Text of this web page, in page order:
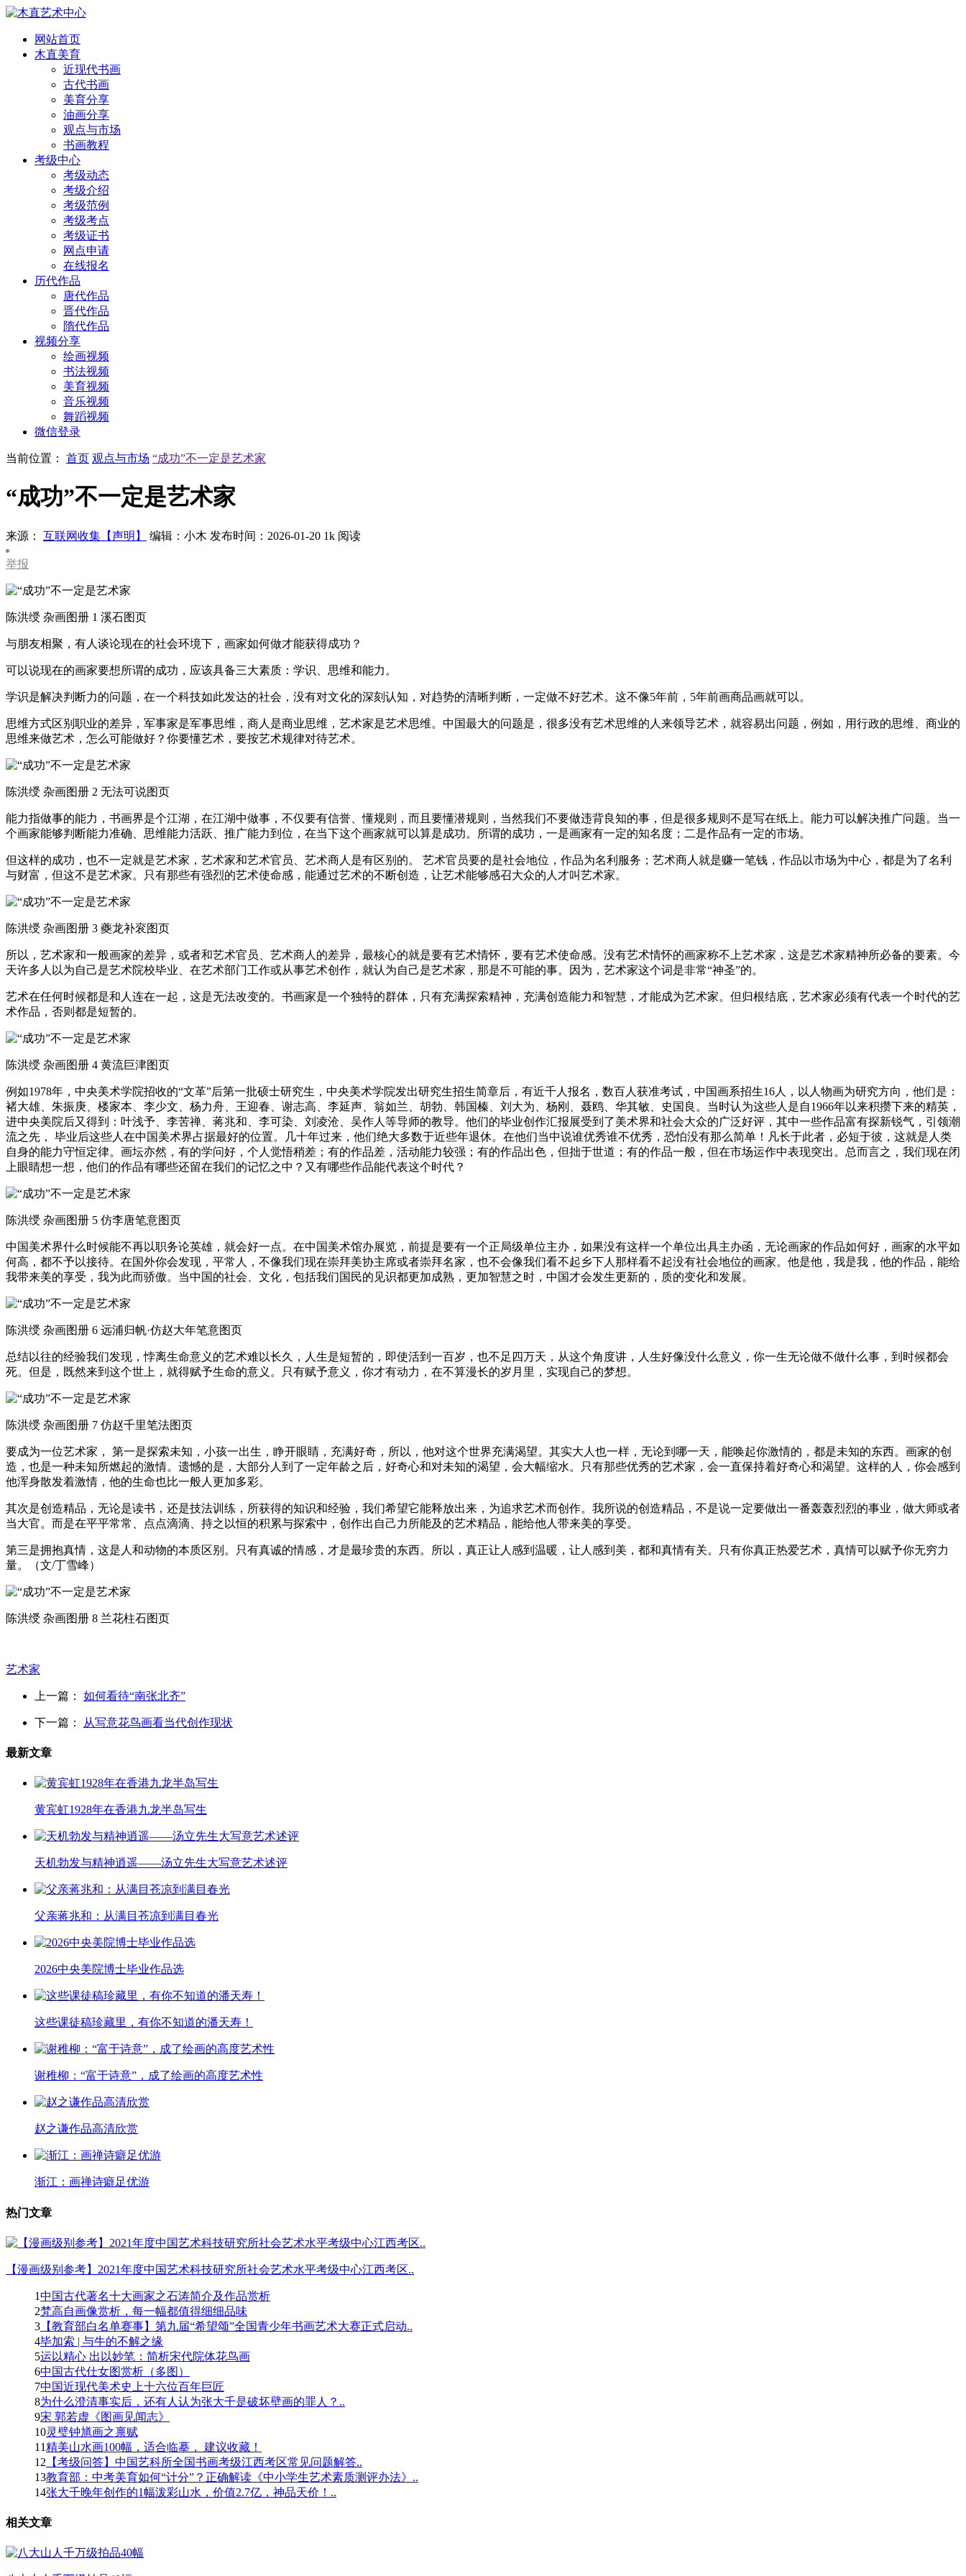
网站首页
木直美育
近现代书画
古代书画
美育分享
油画分享
观点与市场
书画教程
考级中心
考级动态
考级介绍
考级范例
考级考点
考级证书
网点申请
在线报名
历代作品
唐代作品
晋代作品
隋代作品
视频分享
绘画视频
书法视频
美育视频
音乐视频
舞蹈视频
微信登录
当前位置： 首页 观点与市场 “成功”不一定是艺术家
“成功”不一定是艺术家
来源： 互联网收集【声明】 编辑：小木 发布时间：2026-01-20 1k 阅读
举报
陈洪绶 杂画图册 1 溪石图页
与朋友相聚，有人谈论现在的社会环境下，画家如何做才能获得成功？
可以说现在的画家要想所谓的成功，应该具备三大素质：学识、思维和能力。
学识是解决判断力的问题，在一个科技如此发达的社会，没有对文化的深刻认知，对趋势的清晰判断，一定做不好艺术。这不像5年前，5年前画商品画就可以。
思维方式区别职业的差异，军事家是军事思维，商人是商业思维，艺术家是艺术思维。中国最大的问题是，很多没有艺术思维的人来领导艺术，就容易出问题，例如，用行政的思维、商业的
思维来做艺术，怎么可能做好？你要懂艺术，要按艺术规律对待艺术。
陈洪绶 杂画图册 2 无法可说图页
能力指做事的能力，书画界是个江湖，在江湖中做事，不仅要有信誉、懂规则，而且要懂潜规则，当然我们不要做违背良知的事，但是很多规则不是写在纸上。能力可以解决推广问题。当一
个画家能够判断能力准确、思维能力活跃、推广能力到位，在当下这个画家就可以算是成功。所谓的成功，一是画家有一定的知名度；二是作品有一定的市场。
但这样的成功，也不一定就是艺术家，艺术家和艺术官员、艺术商人是有区别的。 艺术官员要的是社会地位，作品为名利服务；艺术商人就是赚一笔钱，作品以市场为中心，都是为了名利
与财富，但这不是艺术家。只有那些有强烈的艺术使命感，能通过艺术的不断创造，让艺术能够感召大众的人才叫艺术家。
陈洪绶 杂画图册 3 夔龙补衮图页
所以，艺术家和一般画家的差异，或者和艺术官员、艺术商人的差异，最核心的就是要有艺术情怀，要有艺术使命感。没有艺术情怀的画家称不上艺术家，这是艺术家精神所必备的要素。今
天许多人以为自己是艺术院校毕业、在艺术部门工作或从事艺术创作，就认为自己是艺术家，那是不可能的事。因为，艺术家这个词是非常“神圣”的。
艺术在任何时候都是和人连在一起，这是无法改变的。书画家是一个独特的群体，只有充满探索精神，充满创造能力和智慧，才能成为艺术家。但归根结底，艺术家必须有代表一个时代的艺
术作品，否则都是短暂的。
陈洪绶 杂画图册 4 黄流巨津图页
例如1978年，中央美术学院招收的“文革”后第一批硕士研究生，中央美术学院发出研究生招生简章后，有近千人报名，数百人获准考试，中国画系招生16人，以人物画为研究方向，他们是：
褚大雄、朱振庚、楼家本、李少文、杨力舟、王迎春、谢志高、李延声、翁如兰、胡勃、韩国榛、刘大为、杨刚、聂鸥、华其敏、史国良。当时认为这些人是自1966年以来积攒下来的精英，
进中央美院后又得到：叶浅予、李苦禅、蒋兆和、李可染、刘凌沧、吴作人等导师的教导。他们的毕业创作汇报展受到了美术界和社会大众的广泛好评，其中一些作品富有探新锐气，引领潮
流之先， 毕业后这些人在中国美术界占据最好的位置。几十年过来，他们绝大多数于近些年退休。在他们当中说谁优秀谁不优秀，恐怕没有那么简单！凡长于此者，必短于彼，这就是人类
自身的能力守恒定律。画坛亦然，有的学问好，个人觉悟稍差；有的作品差，活动能力较强；有的作品出色，但拙于世道；有的作品一般，但在市场运作中表现突出。总而言之，我们现在闭
上眼睛想一想，他们的作品有哪些还留在我们的记忆之中？又有哪些作品能代表这个时代？
陈洪绶 杂画图册 5 仿李唐笔意图页
中国美术界什么时候能不再以职务论英雄，就会好一点。在中国美术馆办展览，前提是要有一个正局级单位主办，如果没有这样一个单位出具主办函，无论画家的作品如何好，画家的水平如
何高，都不予以接待。在国外你会发现，平常人，不像我们现在崇拜美协主席或者崇拜名家，也不会像我们看不起乡下人那样看不起没有社会地位的画家。他是他，我是我，他的作品，能给
我带来美的享受，我为此而骄傲。当中国的社会、文化，包括我们国民的见识都更加成熟，更加智慧之时，中国才会发生更新的，质的变化和发展。
陈洪绶 杂画图册 6 远浦归帆·仿赵大年笔意图页
总结以往的经验我们发现，悖离生命意义的艺术难以长久，人生是短暂的，即使活到一百岁，也不足四万天，从这个角度讲，人生好像没什么意义，你一生无论做不做什么事，到时候都会
死。但是，既然来到这个世上，就得赋予生命的意义。只有赋予意义，你才有动力，在不算漫长的岁月里，实现自己的梦想。
陈洪绶 杂画图册 7 仿赵千里笔法图页
要成为一位艺术家， 第一是探索未知，小孩一出生，睁开眼睛，充满好奇，所以，他对这个世界充满渴望。其实大人也一样，无论到哪一天，能唤起你激情的，都是未知的东西。画家的创
造，也是一种未知所燃起的激情。遗憾的是，大部分人到了一定年龄之后，好奇心和对未知的渴望，会大幅缩水。只有那些优秀的艺术家，会一直保持着好奇心和渴望。这样的人，你会感到
他浑身散发着激情，他的生命也比一般人更加多彩。
其次是创造精品，无论是读书，还是技法训练，所获得的知识和经验，我们希望它能释放出来，为追求艺术而创作。我所说的创造精品，不是说一定要做出一番轰轰烈烈的事业，做大师或者
当大官。而是在平平常常、点点滴滴、持之以恒的积累与探索中，创作出自己力所能及的艺术精品，能给他人带来美的享受。
第三是拥抱真情，这是人和动物的本质区别。只有真诚的情感，才是最珍贵的东西。所以，真正让人感到温暖，让人感到美，都和真情有关。只有你真正热爱艺术，真情可以赋予你无穷力
量。（文/丁雪峰）
陈洪绶 杂画图册 8 兰花柱石图页
艺术家
上一篇： 如何看待“南张北齐”
下一篇： 从写意花鸟画看当代创作现状
最新文章
黄宾虹1928年在香港九龙半岛写生
天机勃发与精神逍遥——汤立先生大写意艺术述评
父亲蒋兆和：从满目苍凉到满目春光
2026中央美院博士毕业作品选
这些课徒稿珍藏里，有你不知道的潘天寿！
谢稚柳：“富于诗意”，成了绘画的高度艺术性
赵之谦作品高清欣赏
渐江：画禅诗癖足优游
热门文章
【漫画级别参考】2021年度中国艺术科技研究所社会艺术水平考级中心江西考区..
1中国古代著名十大画家之石涛简介及作品赏析
2梵高自画像赏析，每一幅都值得细细品味
3 【教育部白名单赛事】第九届“希望颂”全国青少年书画艺术大赛正式启动..
4毕加索 | 与牛的不解之缘
5运以精心 出以妙笔：简析宋代院体花鸟画
6中国古代仕女图赏析（多图）
7中国近现代美术史上十六位百年巨匠
8为什么澄清事实后，还有人认为张大千是破坏壁画的罪人？..
9宋 郭若虚《图画见闻志》
10灵璧钟馗画之禀赋
11精美山水画100幅，适合临摹， 建议收藏！
12 【考级问答】中国艺科所全国书画考级江西考区常见问题解答..
13教育部：中考美育如何“计分”？正确解读《中小学生艺术素质测评办法》..
14张大千晚年创作的1幅泼彩山水，价值2.7亿，神品天价！..
相关文章